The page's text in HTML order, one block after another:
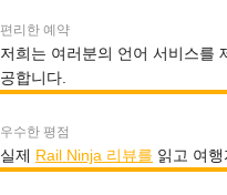
편리한 예약
저희는 여러분의 언어 서비스를
공합니다.
우수한 평점
실제 Rail Ninja 리뷰를 읽고 여행